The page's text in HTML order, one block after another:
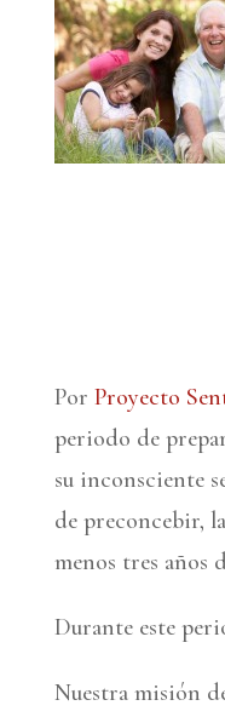
Por Proyecto
periodo de
su inconsciente
de preconcebir,
menos tres años
Durante este
Nuestra misión